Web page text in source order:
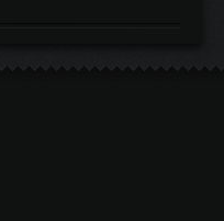
pour atmo -30- 80°C
ldr moteurtemp
TTC Le
à
15nm